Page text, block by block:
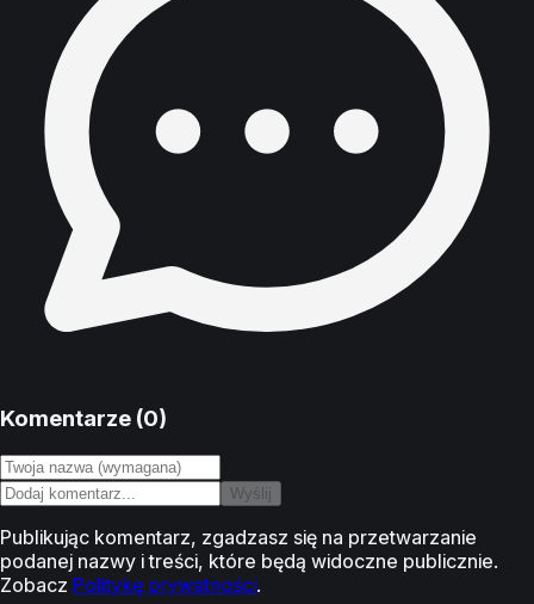
Komentarze (0)
Wyślij
Publikując komentarz, zgadzasz się na przetwarzanie
podanej nazwy i treści, które będą widoczne publicznie.
Zobacz Politykę prywatności.